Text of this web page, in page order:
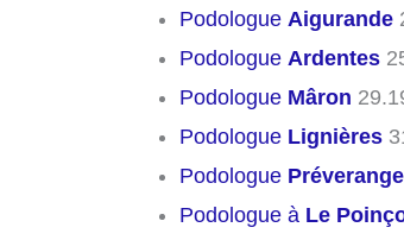
Podologue Aigurande
Podologue Ardentes
Podologue Mâron
Podologue Lignières
Podologue
Podologue à Le